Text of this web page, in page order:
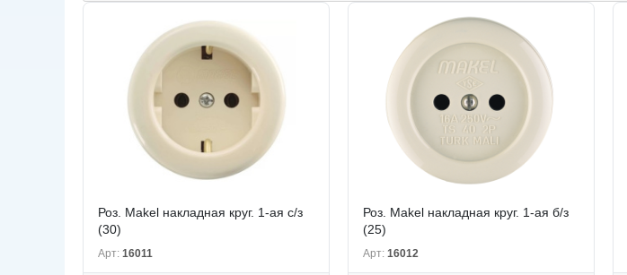
Роз. Makel накладная круг. 1-ая с/з
(30)
Арт: 16011
Роз. Makel накладная круг. 1-ая б/з
(25)
Арт: 16012